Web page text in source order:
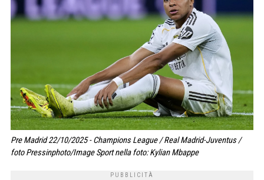
Pre Madrid 22/10/2025 - Champions League / Real Madrid-Juventus /
foto Pressinphoto/Image Sport nella foto: Kylian Mbappe